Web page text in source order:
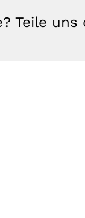
Teile